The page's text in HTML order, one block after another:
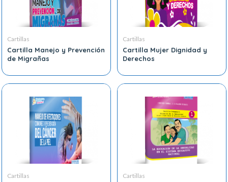
Cartillas
Cartilla Manejo y Prevención
de Migrañas
Cartillas
Cartilla Mujer Dignidad y
Derechos
Cartillas Cartillas